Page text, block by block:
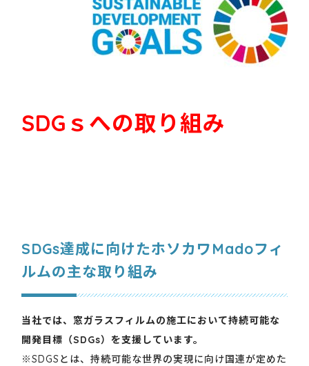
SDGｓへの取り組み
SDGs達成に向けたホソカワMadoフィ
ルムの主な取り組み
当社では、窓ガラスフィルムの施工において持続可能な
開発目標（SDGs）を支援しています。
※SDGSとは、持続可能な世界の実現に向け国連が定めた